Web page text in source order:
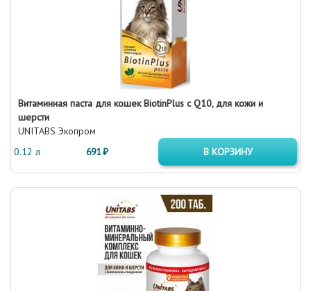
Витаминная паста для кошек BiotinPlus с Q10, для кожи и
шерсти
UNITABS Экопром
0.12 л
691 ₽ В КОРЗИНУ